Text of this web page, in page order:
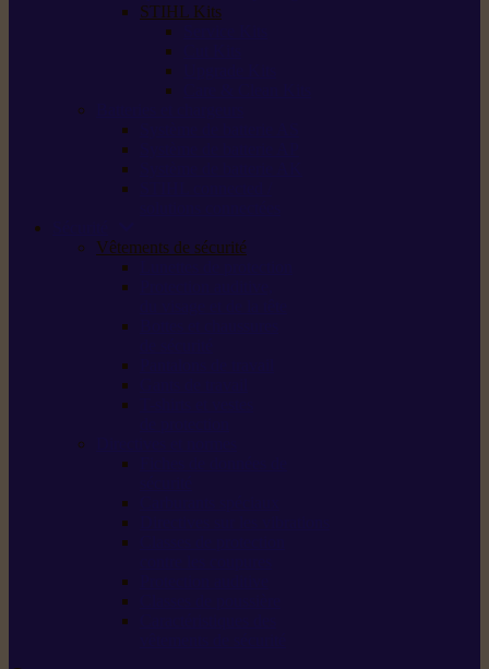
STIHL Kits
Vêtements de sécurité